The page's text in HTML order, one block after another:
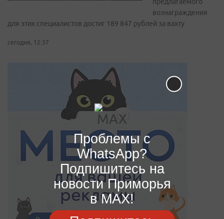
вознаграждения
для этих специалистов достиг 189 847 рублей за вахту
сегодня, 12:37
Проблемы с
WhatsApp?
Подпишитесь на
новости Приморья
в MAX!